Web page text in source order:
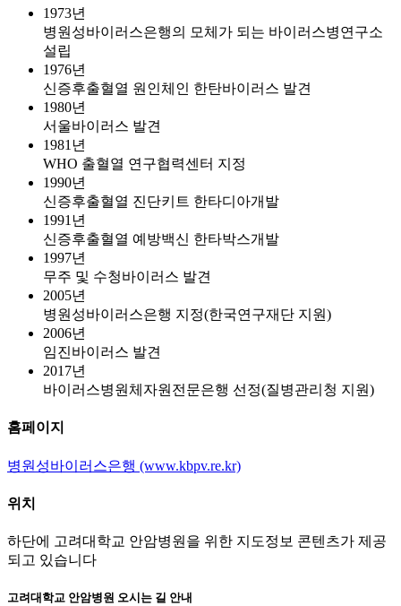
1973년
병원성바이러스은행의 모체가 되는 바이러스병연구소
설립
1976년
신증후출혈열 원인체인 한탄바이러스 발견
1980년
서울바이러스 발견
1981년
WHO 출혈열 연구협력센터 지정
1990년
신증후출혈열 진단키트 한타디아개발
1991년
신증후출혈열 예방백신 한타박스개발
1997년
무주 및 수청바이러스 발견
2005년
병원성바이러스은행 지정(한국연구재단 지원)
2006년
임진바이러스 발견
2017년
바이러스병원체자원전문은행 선정(질병관리청 지원)
홈페이지
병원성바이러스은행 (www.kbpv.re.kr)
위치
하단에 고려대학교 안암병원을 위한 지도정보 콘텐츠가 제공
되고 있습니다
고려대학교 안암병원 오시는 길 안내